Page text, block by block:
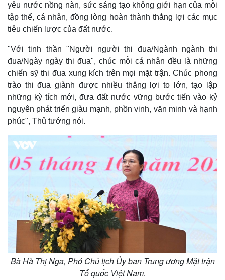
Pháp luật
Vụ án
Quân sự - Quốc phòng
Vũ khí
Việt Nam
yêu nước nồng nàn, sức sáng tạo không giới hạn của mỗi
tập thể, cá nhân, đồng lòng hoàn thành thắng lợi các mục
tiêu chiến lược của đất nước.
"Với tinh thần "Người người thi đua/Ngành ngành thi
đua/Ngày ngày thi đua", chúc mỗi cá nhân đều là những
chiến sỹ thi đua xung kích trên mọi mặt trận. Chúc phong
trào thi đua giành được nhiều thắng lợi to lớn, tạo lập
những kỳ tích mới, đưa đất nước vững bước tiến vào kỷ
nguyên phát triển giàu mạnh, phồn vinh, văn minh và hạnh
phúc", Thủ tướng nói.
Bà Hà Thị Nga, Phó Chủ tịch Ủy ban Trung ương Mặt trận
Tổ quốc Việt Nam.